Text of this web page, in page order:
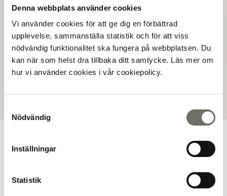
Denna webbplats använder cookies
Vi använder cookies för att ge dig en förbättrad
upplevelse, sammanställa statistik och för att viss
nödvändig funktionalitet ska fungera på webbplatsen. Du
kan när som helst dra tillbaka ditt samtycke. Läs mer om
hur vi använder cookies i vår cookiepolicy.
Nödvändig
Inställningar
Statistik
Dokument
Bofaktablad